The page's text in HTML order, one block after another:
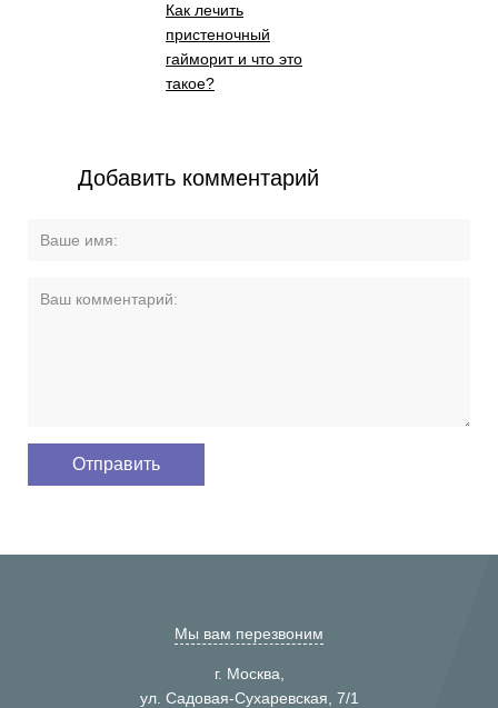
Как лечить
пристеночный
гайморит и что это
такое?
Добавить комментарий
Мы вам перезвоним
г. Москва,
ул. Садовая-Сухаревская, 7/1